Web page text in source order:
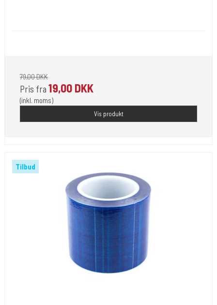
79,00 DKK
Pris fra 19,00 DKK
(inkl. moms)
Vis produkt
Tilbud